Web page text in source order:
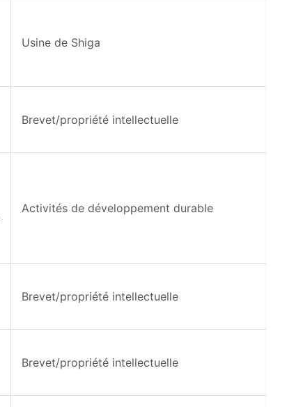
Usine de Shiga
Brevet/propriété intellectuelle
Activités de développement durable
Brevet/propriété intellectuelle
Brevet/propriété intellectuelle